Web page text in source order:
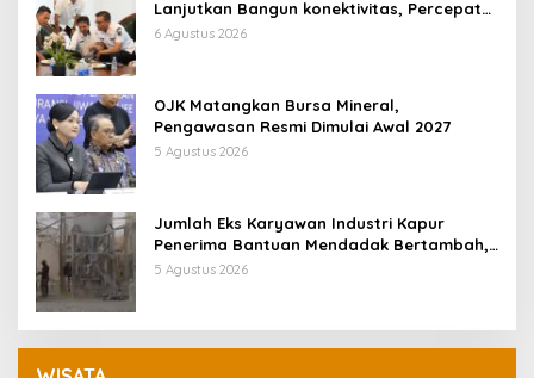
Lanjutkan Bangun konektivitas, Percepat
Pertumbuhan Ekonomi Daerah
6 Agustus 2026
OJK Matangkan Bursa Mineral,
Pengawasan Resmi Dimulai Awal 2027
5 Agustus 2026
Jumlah Eks Karyawan Industri Kapur
Penerima Bantuan Mendadak Bertambah,
KDM: Kita Identifikasi
5 Agustus 2026